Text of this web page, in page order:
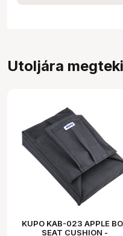
Utoljára
KUPO KAB-023 APPLE
SEAT CUSHION -